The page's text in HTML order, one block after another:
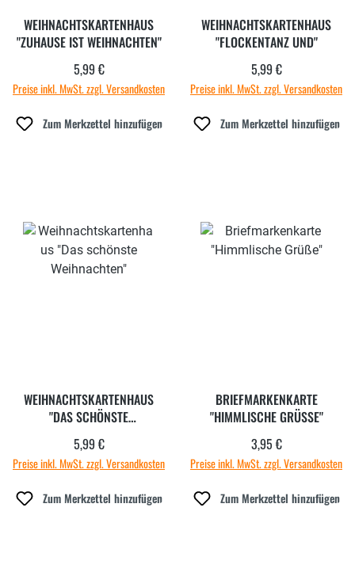
WEIHNACHTSKARTENHAUS
"ZUHAUSE IST WEIHNACHTEN"
Regulärer Preis:
5,99 €
Preise inkl. MwSt. zzgl. Versandkosten
Zum Merkzettel hinzufügen
WEIHNACHTSKARTENHAUS
"FLOCKENTANZ UND"
Regulärer Preis:
5,99 €
Preise inkl. MwSt. zzgl. Versandkosten
Zum Merkzettel hinzufügen
WEIHNACHTSKARTENHAUS
"DAS SCHÖNSTE
WEIHNACHTEN"
Regulärer Preis:
5,99 €
Preise inkl. MwSt. zzgl. Versandkosten
Zum Merkzettel hinzufügen
BRIEFMARKENKARTE
"HIMMLISCHE GRÜSSE"
Regulärer Preis:
3,95 €
Preise inkl. MwSt. zzgl. Versandkosten
Zum Merkzettel hinzufügen